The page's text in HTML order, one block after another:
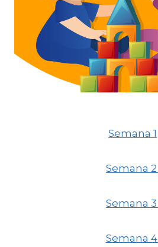
Semana 1
Semana 2
Semana 3
Semana 4